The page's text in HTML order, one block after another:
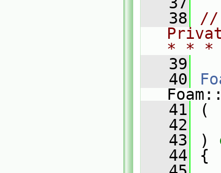
   38
//
* * *
   39
   40
   41
(
   42
   43
)
   44
{